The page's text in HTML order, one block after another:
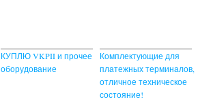
КУПЛЮ VKPII и прочее
оборудование
Комплектующие для
платежных терминалов,
отличное техническое
состояние!